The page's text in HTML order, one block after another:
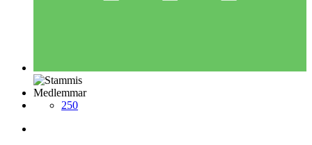
Medlemmar
250